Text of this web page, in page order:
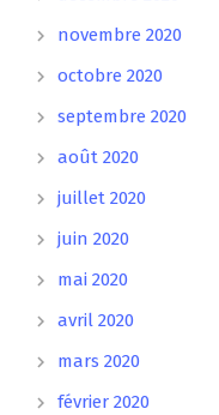
novembre 2020
octobre 2020
septembre 2020
août 2020
juillet 2020
juin 2020
mai 2020
avril 2020
mars 2020
février 2020